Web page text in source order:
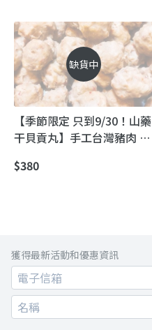
缺貨中
【季節限定 只到9/30！山藥
干貝貢丸】手工台灣豬肉 ×
爆漿！
$380
獲得最新活動和優惠資訊